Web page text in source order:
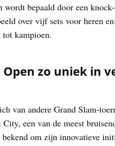
bepaald door een
over vijf sets voor heren
kampioen.
Open zo uniek in
van andere Grand Slam-
een van de meest
bekend om zijn innovatieve